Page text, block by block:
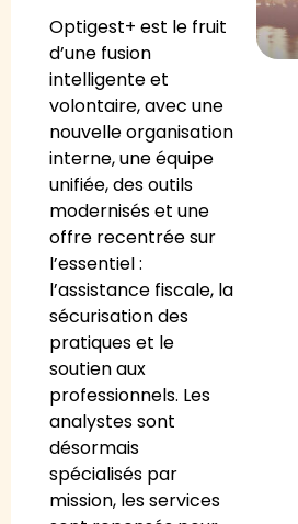
Optigest+ est le fruit
d’une fusion
intelligente et
volontaire, avec une
nouvelle organisation
interne, une équipe
unifiée, des outils
modernisés et une
offre recentrée sur
l’essentiel :
l’assistance fiscale, la
sécurisation des
pratiques et le
soutien aux
professionnels. Les
analystes sont
désormais
spécialisés par
mission, les services